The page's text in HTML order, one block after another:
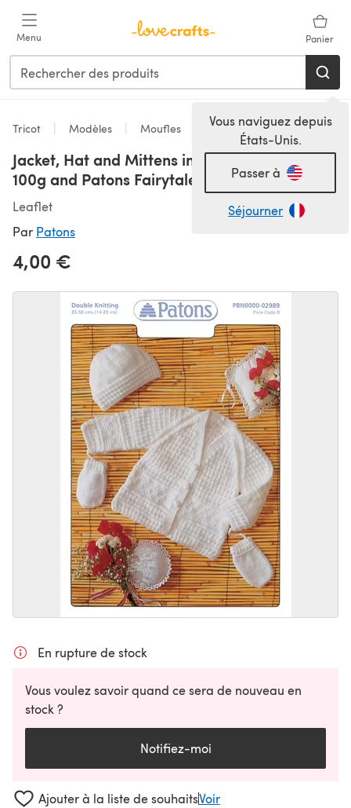
Menu Panier
Vous naviguez depuis
États-Unis.
Passer à
Séjourner
Tricot Modèles Moufles
Jacket, Hat and Mittens in Patons Fab DK
100g and Patons Fairytale Soft DK - 2989
Leaflet
Par Patons
4,00 €
En rupture de stock
Vous voulez savoir quand ce sera de nouveau en
stock ?
Notifiez-moi
Ajouter à la liste de souhaitsVoir